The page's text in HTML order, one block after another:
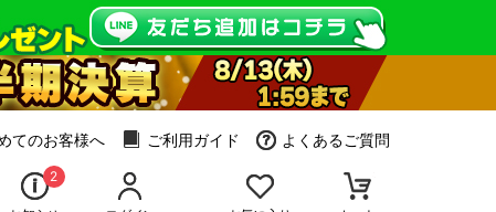
てのお客様へ ご利用ガイド よくあるご質問
2